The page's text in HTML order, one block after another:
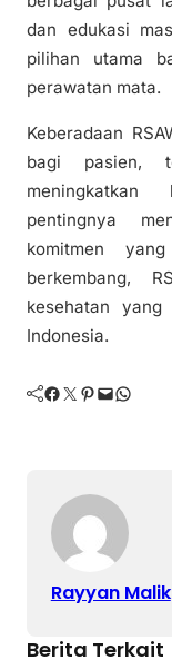
dan edukasi
pilihan utama
perawatan mata.
Keberadaan
bagi pasien,
meningkatkan
pentingnya
komitmen
berkembang,
kesehatan
Indonesia.
Facebook Twitter Pinterest Mail WhatsApp
Rayyan Malik
Berita Terkait